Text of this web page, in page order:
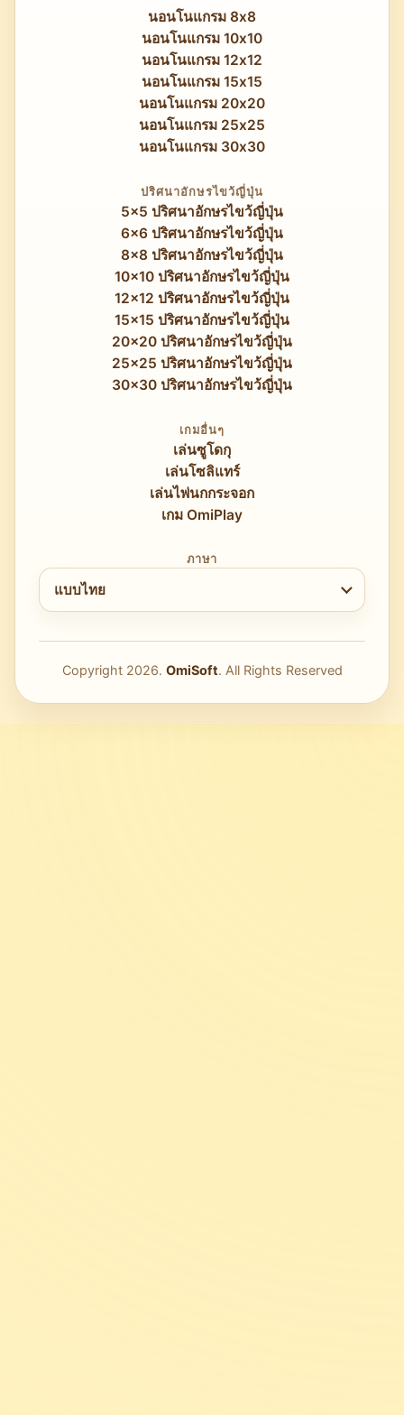
นอนโนแกรม 8x8
นอนโนแกรม 10x10
นอนโนแกรม 12x12
นอนโนแกรม 15x15
นอนโนแกรม 20x20
นอนโนแกรม 25x25
นอนโนแกรม 30x30
ปริศนาอักษรไขว้ญี่ปุ่น
5x5 ปริศนาอักษรไขว้ญี่ปุ่น
6x6 ปริศนาอักษรไขว้ญี่ปุ่น
8x8 ปริศนาอักษรไขว้ญี่ปุ่น
10x10 ปริศนาอักษรไขว้ญี่ปุ่น
12x12 ปริศนาอักษรไขว้ญี่ปุ่น
15x15 ปริศนาอักษรไขว้ญี่ปุ่น
20x20 ปริศนาอักษรไขว้ญี่ปุ่น
25x25 ปริศนาอักษรไขว้ญี่ปุ่น
30x30 ปริศนาอักษรไขว้ญี่ปุ่น
เกมอื่นๆ
เล่นซูโดกุ
เล่นโซลิแทร์
เล่นไพ่นกกระจอก
เกม OmiPlay
ภาษา
เลือกราษา
แบบไทย
Copyright 2026. OmiSoft. All Rights Reserved